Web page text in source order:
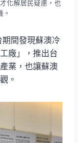
化解居民疑慮，也
。
間發現蘇澳冷
廠」，推出台
業，也讓蘇澳
。